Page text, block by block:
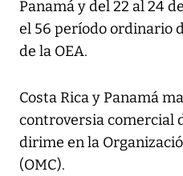
Panamá y del 22 al 24
el 56 período ordinario
de la OEA.
Costa Rica y Panamá
controversia comercial
dirime en la
(OMC).